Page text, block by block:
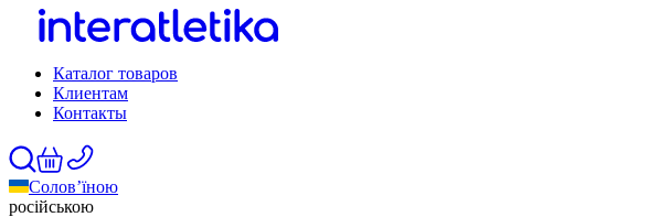
Каталог товаров
Клиентам
Контакты
Солов’їною
російською